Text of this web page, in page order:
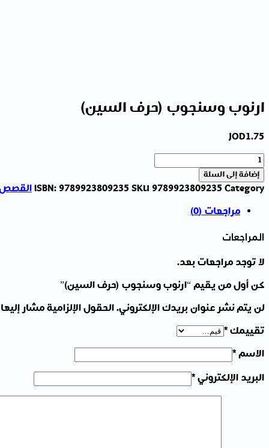
ارنوب وسنجوب (حرف السين)
JOD1.75
كمية
ارنوب
وسنجوب
السين)
إضافة إلى السلة
ISBN:9789923809235 SKU9789923809235 Category
مراجعات (0)
المراجعات
لا توجد مراجعات بعد.
كن أول من يقيم “ارنوب وسنجوب (حرف السين)”
لن يتم نشر عنوان بريدك الإلكتروني.الحقول الإلزامية مشار إليها
تقييمك*
الاسم*
البريد الإلكتروني*